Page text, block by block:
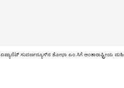
ಏಷ್ಯಾನೆಟ್ ಸುವರ್ಣನ್ಯೂಸ್‌ನ ಶೋಭಾ ಎಂ.ಸಿಗೆ ಅಂತಾರಾಷ್ಟ್ರೀಯ